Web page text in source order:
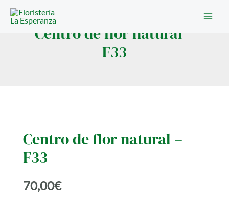
contenidoCentro de flor natural –
F33
Centro de flor natural –
F33
70,00€